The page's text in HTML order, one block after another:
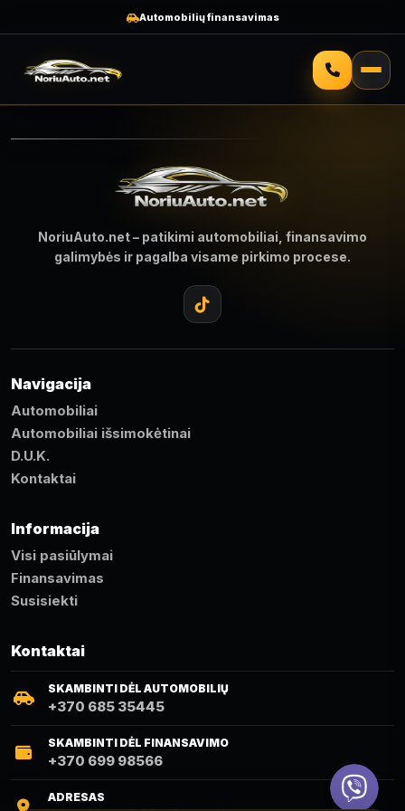
Automobilių finansavimas
NoriuAuto.net – patikimi automobiliai, finansavimo
galimybės ir pagalba visame pirkimo procese.
Navigacija
Automobiliai
Automobiliai išsimokėtinai
D.U.K.
Kontaktai
Informacija
Visi pasiūlymai
Finansavimas
Susisiekti
Kontaktai
SKAMBINTI DĖL AUTOMOBILIŲ
+370 685 35445
SKAMBINTI DĖL FINANSAVIMO
+370 699 98566
ADRESAS
Viber